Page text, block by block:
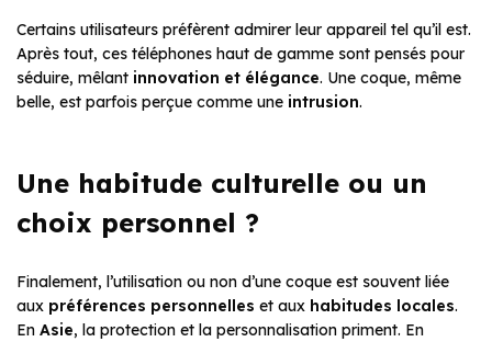
Certains utilisateurs préfèrent admirer leur appareil tel qu’il est.
Après tout, ces téléphones haut de gamme sont pensés pour
séduire, mêlant innovation et élégance. Une coque, même
belle, est parfois perçue comme une intrusion.
Une habitude culturelle ou un
choix personnel ?
Finalement, l’utilisation ou non d’une coque est souvent liée
aux préférences personnelles et aux habitudes locales.
En Asie, la protection et la personnalisation priment. En